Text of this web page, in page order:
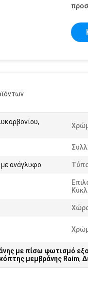
ανάγλυφο
με πίσω φωτισμό
μεμβράνης Raim,